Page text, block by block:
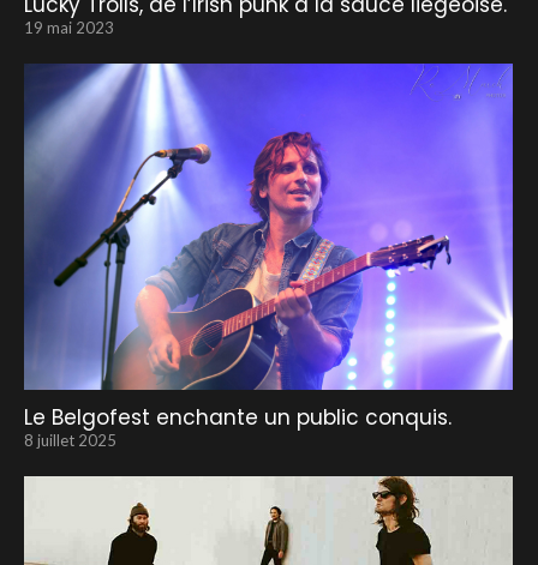
19 mai 2023
Le Belgofest enchante un public conquis.
8 juillet 2025